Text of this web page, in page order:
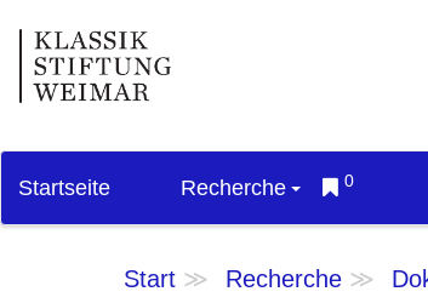
Startseite Recherche 0
Start Recherche